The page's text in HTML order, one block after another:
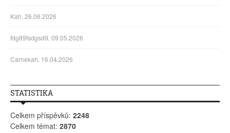
Kah, 26.06.2026
fdg89fsdgsd9, 09.05.2026
Carnekah, 16.04.2026
STATISTIKA
Celkem příspěvků: 2248
Celkem témat: 2870